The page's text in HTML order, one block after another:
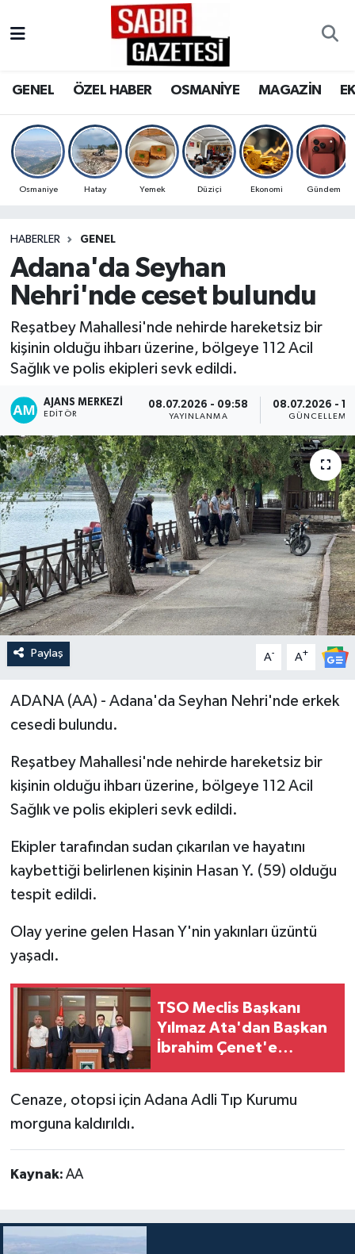
GENEL ÖZEL HABER OSMANİYE MAGAZİN
Osmaniye Hatay Yemek Düziçi Ekonomi Gündem
HABERLER GENEL
Adana'da Seyhan
Nehri'nde ceset bulundu
Reşatbey Mahallesi'nde nehirde hareketsiz bir
kişinin olduğu ihbarı üzerine, bölgeye 112 Acil
Sağlık ve polis ekipleri sevk edildi.
AJANS MERKEZI
EDITÖR
08.07.2026 - 09:58
YAYINLANMA
08.07.2026 -
GÜNCELLEME
Paylaş A- A+
ADANA (AA) - Adana'da Seyhan Nehri'nde erkek
cesedi bulundu.
Reşatbey Mahallesi'nde nehirde hareketsiz bir
kişinin olduğu ihbarı üzerine, bölgeye 112 Acil
Sağlık ve polis ekipleri sevk edildi.
Ekipler tarafından sudan çıkarılan ve hayatını
kaybettiği belirlenen kişinin Hasan Y. (59) olduğu
tespit edildi.
Olay yerine gelen Hasan Y'nin yakınları üzüntü
yaşadı.
TSO Meclis Başkanı
Yılmaz Ata'dan Başkan
İbrahim Çenet'e
Cenaze, otopsi için Adana Adli Tıp Kurumu
morguna kaldırıldı.
Kaynak: AA
OSMANİYE
MAGAZİN
SPOR
RESMİ İLANLAR
Osmaniye Nöbetçi Eczaneler
Osmaniye Trafik Yoğunluk Haritası
Süper Lig Puan Durumu ve Fikstür
Son Dakika Haberleri
Haber Arşivi